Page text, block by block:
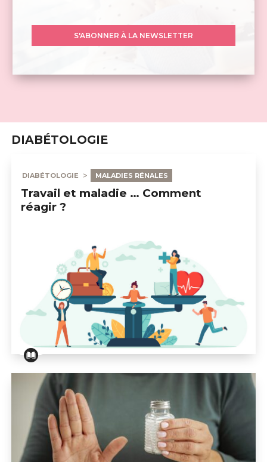
S'ABONNER À LA NEWSLETTER
DIABÉTOLOGIE
DIABÉTOLOGIE MALADIES RÉNALES
Travail et maladie … Comment
réagir ?
Travail et maladie … Comment réagir ?